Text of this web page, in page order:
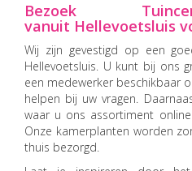
Bezoek
vanuit Hellevoetsluis
Wij zijn gevestigd op een
Hellevoetsluis. U kunt bij ons
een medewerker beschikbaar
helpen bij uw vragen.
waar u ons assortiment
Onze kamerplanten worden
thuis bezorgd.